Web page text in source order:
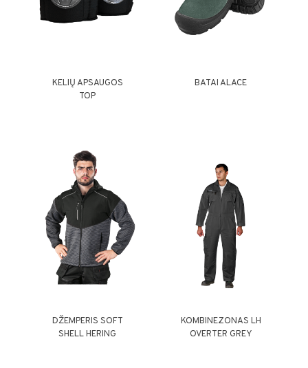
KELIŲ APSAUGOS
TOP
BATAI ALACE
DŽEMPERIS SOFT
SHELL HERING
KOMBINEZONAS LH
OVERTER GREY